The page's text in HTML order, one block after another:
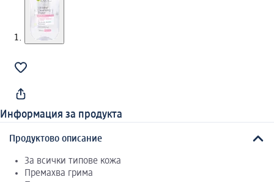
Информация за продукта
Продуктово описание
За всички типове кожа
Премахва грима